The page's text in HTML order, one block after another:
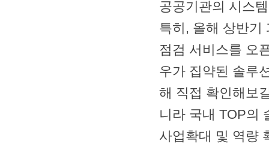
공공기관의 시스
특히, 올해 상반기
점검 서비스를 오
우가 집약된 솔루
해 직접 확인해보
니라 국내 TOP의
사업확대 및 역량